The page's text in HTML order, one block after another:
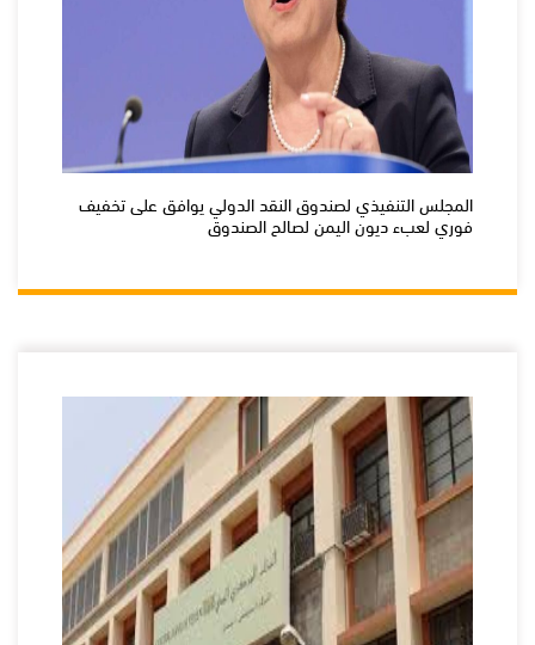
المجلس التنفيذي لصندوق النقد الدولي يوافق على تخفيف
فوري لعبء ديون اليمن لصالح الصندوق